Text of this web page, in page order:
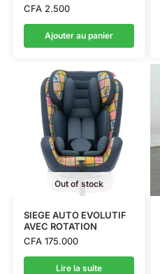
CFA2.500
Ajouter au panier
Out of stock
SIEGE AUTO EVOLUTIF
AVEC ROTATION
CFA175.000
Lire la suite